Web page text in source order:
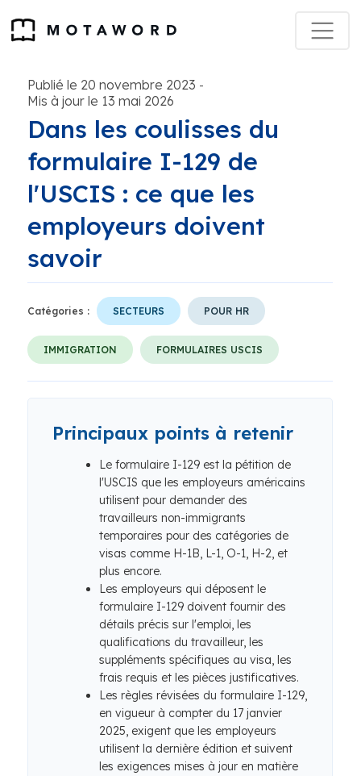
Publié le 20 novembre 2023 -
Mis à jour le 13 mai 2026
Dans les coulisses du
formulaire I-129 de
l'USCIS : ce que les
employeurs doivent
savoir
Catégories : SECTEURS POUR HR
IMMIGRATION FORMULAIRES USCIS
Principaux points à retenir
Le formulaire I-129 est la pétition de
l'USCIS que les employeurs américains
utilisent pour demander des
travailleurs non-immigrants
temporaires pour des catégories de
visas comme H-1B, L-1, O-1, H-2, et
plus encore.
Les employeurs qui déposent le
formulaire I-129 doivent fournir des
détails précis sur l'emploi, les
qualifications du travailleur, les
suppléments spécifiques au visa, les
frais requis et les pièces justificatives.
Les règles révisées du formulaire I-129,
en vigueur à compter du 17 janvier
2025, exigent que les employeurs
utilisent la dernière édition et suivent
les exigences mises à jour en matière